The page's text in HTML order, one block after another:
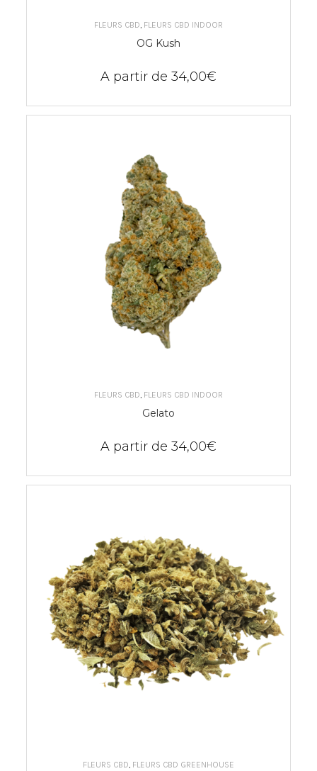
CHOIX DES OPTIONS
FLEURS CBD FLEURS CBD INDOOR
OG Kush
A partir de 34,00€
CHOIX DES OPTIONS
FLEURS CBD, FLEURS CBD INDOOR
Gelato
A partir de 34,00€
CHOIX DES OPTIONS
FLEURS CBD, FLEURS CBD GREENHOUSE